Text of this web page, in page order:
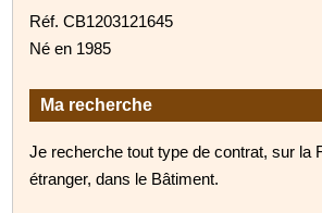
Réf. CB1203121645
Né en 1985
Ma recherche
Je recherche tout type de contrat, sur la
étranger, dans le Bâtiment.